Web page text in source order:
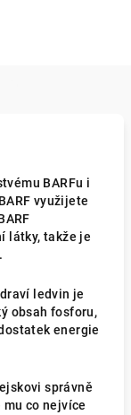
BARFu i
využijete
látky, takže je
ledvin je
obsah fosforu,
energie
správně
co nejvíce